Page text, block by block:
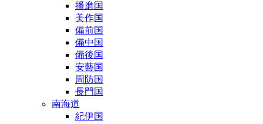
播磨国
美作国
備前国
備中国
備後国
安藝国
周防国
長門国
南海道
紀伊国